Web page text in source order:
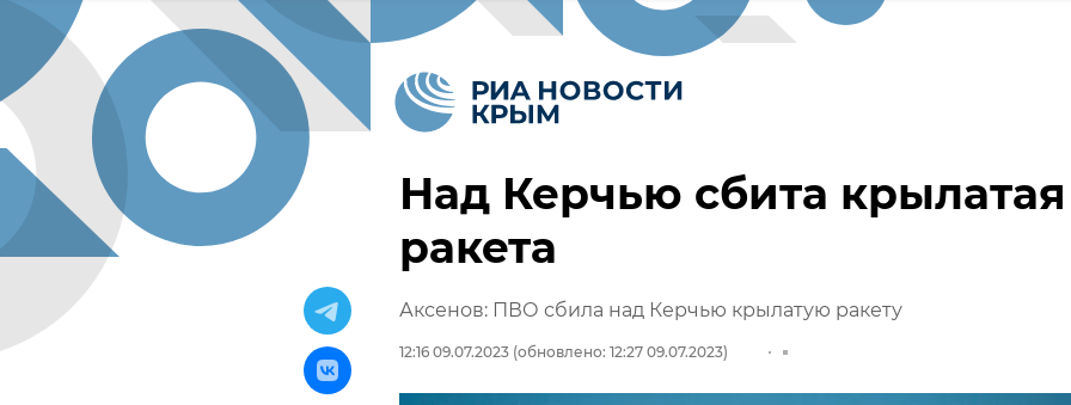
Над Керчью сбита крылатая
ракета
Аксенов: ПВО сбила над Керчью крылатую ракету
12:16 09.07.2023 (обновлено: 12:27 09.07.2023)